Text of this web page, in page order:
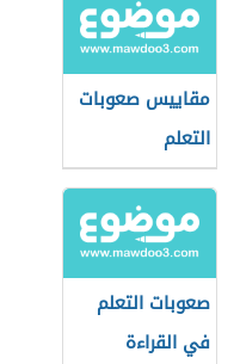
مقاييس صعوبات
التعلم
صعوبات التعلم
في القراءة